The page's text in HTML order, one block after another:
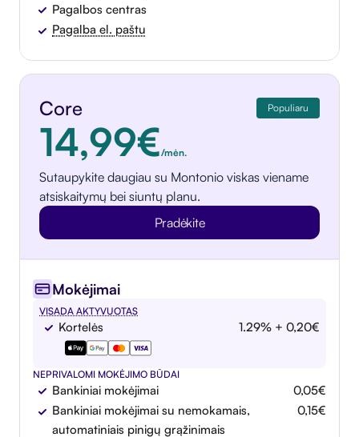
Pagalbos centras
Pagalba el. paštu
Core Populiaru
14,99€/mėn.
Sutaupykite daugiau su Montonio viskas viename
atsiskaitymų bei siuntų planu.
Pradėkite
Mokėjimai
VISADA AKTYVUOTAS
Kortelės 1.29% + 0,20€
NEPRIVALOMI MOKĖJIMO BŪDAI
Bankiniai mokėjimai
0,05€
Bankiniai mokėjimai su nemokamais,
automatiniais pinigų grąžinimais
0,15€